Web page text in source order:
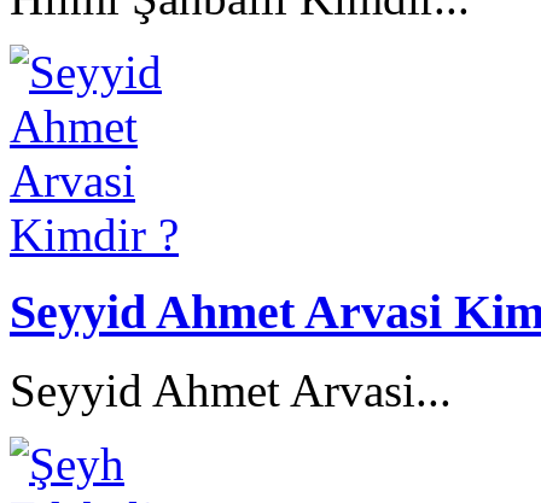
Seyyid Ahmet Arvasi
Seyyid Ahmet Arvasi...